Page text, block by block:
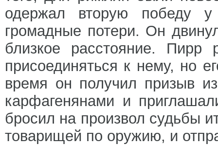
одержал вторую победу
громадные потери. Он
близкое расстояние. Пирр
присоединяться к нему, но
время он получил призыв
карфагенянами и
бросил на произвол судьбы
товарищей по оружию, и